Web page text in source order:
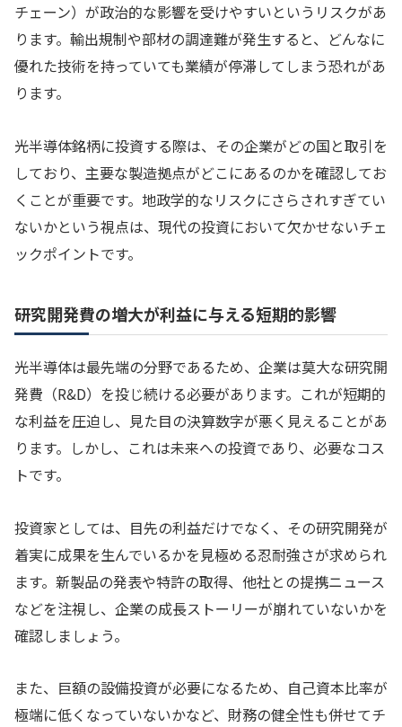
チェーン）が政治的な影響を受けやすいというリスクがあ
ります。輸出規制や部材の調達難が発生すると、どんなに
優れた技術を持っていても業績が停滞してしまう恐れがあ
ります。
光半導体銘柄に投資する際は、その企業がどの国と取引を
しており、主要な製造拠点がどこにあるのかを確認してお
くことが重要です。地政学的なリスクにさらされすぎてい
ないかという視点は、現代の投資において欠かせないチェ
ックポイントです。
研究開発費の増大が利益に与える短期的影響
光半導体は最先端の分野であるため、企業は莫大な研究開
発費（R&D）を投じ続ける必要があります。これが短期的
な利益を圧迫し、見た目の決算数字が悪く見えることがあ
ります。しかし、これは未来への投資であり、必要なコス
トです。
投資家としては、目先の利益だけでなく、その研究開発が
着実に成果を生んでいるかを見極める忍耐強さが求められ
ます。新製品の発表や特許の取得、他社との提携ニュース
などを注視し、企業の成長ストーリーが崩れていないかを
確認しましょう。
また、巨額の設備投資が必要になるため、自己資本比率が
極端に低くなっていないかなど、財務の健全性も併せてチ